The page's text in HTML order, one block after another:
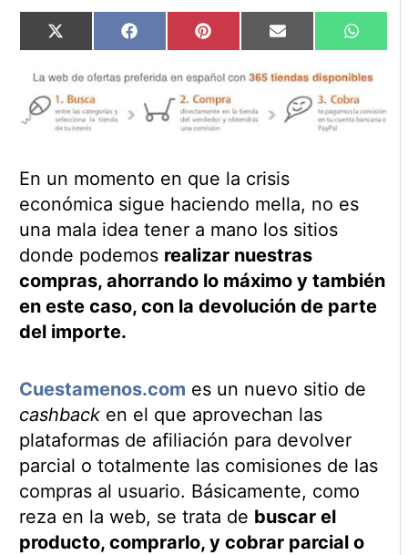
Compartir
en
X
(Twitter)
Compartir
en
Facebook Compartir
en
Pinterest Compartir
en
Email
en
En un momento en que la crisis
económica sigue haciendo mella, no es
una mala idea tener a mano los sitios
donde podemos realizar nuestras
compras, ahorrando lo máximo y también
en este caso, con la devolución de parte
del importe.
Cuestamenos.com es un nuevo sitio de
cashbacken el que aprovechan las
plataformas de afiliación para devolver
parcial o totalmente las comisiones de las
compras al usuario. Básicamente, como
reza en la web, se trata de buscar el
producto, comprarlo, y cobrar parcial o